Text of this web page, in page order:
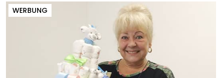
WERBUNG